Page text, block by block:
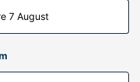
7 August